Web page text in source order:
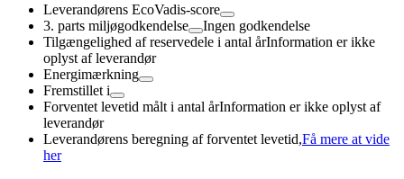
Leverandørens EcoVadis-score
3. parts miljøgodkendelse
Ingen godkendelse
Tilgængelighed af reservedele i antal årInformation er ikke
oplyst af leverandør
Energimærkning
Fremstillet i
Forventet levetid målt i antal årInformation er ikke oplyst af
leverandør
Leverandørens beregning af forventet levetid,Få mere at vide
her